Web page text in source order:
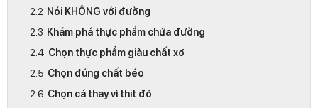
Nói KHÔNG với đường
Khám phá thực phẩm chứa đường
Chọn thực phẩm giàu chất xơ
Chọn đúng chất béo
Chọn cá thay vì thịt đỏ